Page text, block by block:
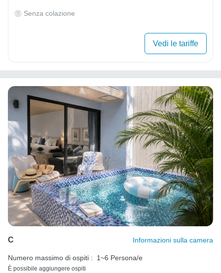
Senza colazione
Vedi le tariffe
C Informazioni sulla camera
Numero massimo di ospiti : 1~6 Persona/e
È possibile aggiungere ospiti